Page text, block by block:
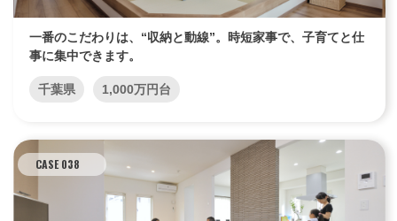
一番のこだわりは、“収納と動線”。時短家事で、子育てと仕
事に集中できます。
千葉県 1,000万円台
CASE 038